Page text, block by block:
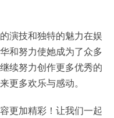
演技和独特的魅力在娱
和努力使她成为了众多
续努力创作更多优秀的
更多欢乐与感动。
更加精彩！让我们一起